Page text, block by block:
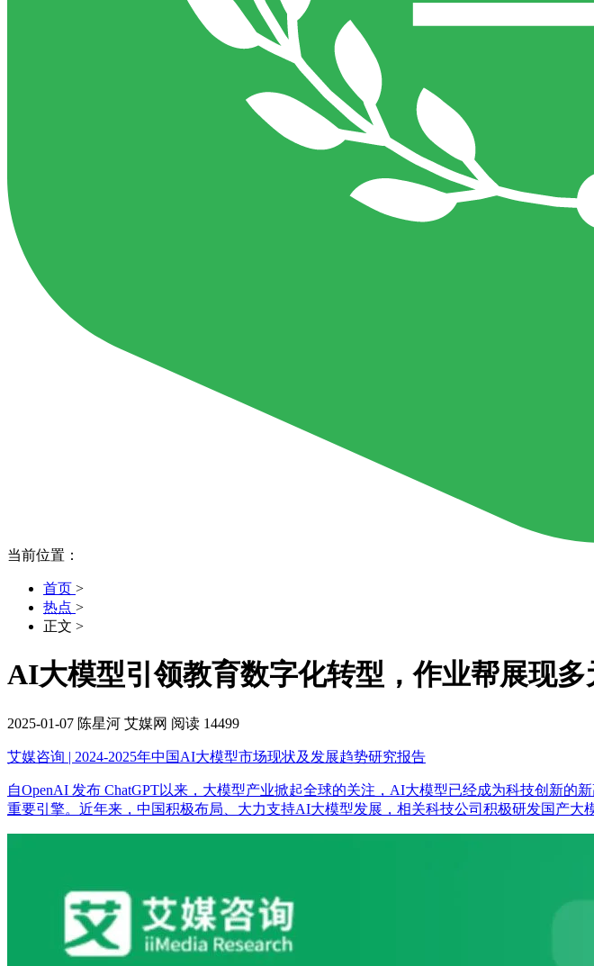
当前位置：
首页 >
热点 >
正文 >
AI大模型引领教育数字化转型，作业帮展现多
2025-01-07 陈星河 艾媒网 阅读 14499
艾媒咨询 | 2024-2025年中国AI大模型市场现状及发展趋势研究报告
自OpenAI 发布 ChatGPT以来，大模型产业掀起全球的关注，AI大模型已经成为科技创新
重要引擎。近年来，中国积极布局、大力支持AI大模型发展，相关科技公司积极研发国产大